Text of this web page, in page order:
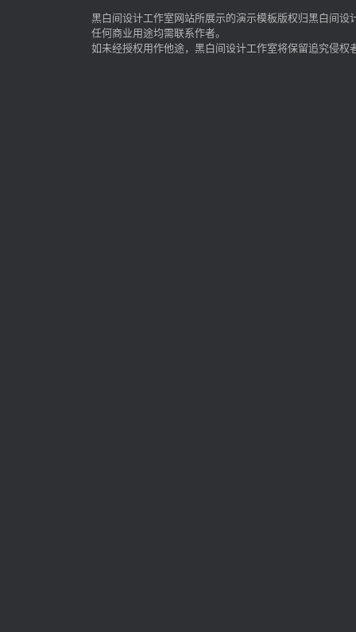
黑白间设计工作室网站所展示的演示模板版权归黑白间设
任何商业用途均需联系作者。
如未经授权用作他途，黑白间设计工作室将保留追究侵权